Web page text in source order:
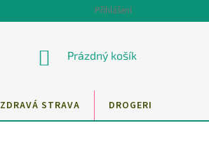
Přihlášení
NÁKUPNÍ
Prázdný košík
ZDRAVÁ STRAVA DROGERIE